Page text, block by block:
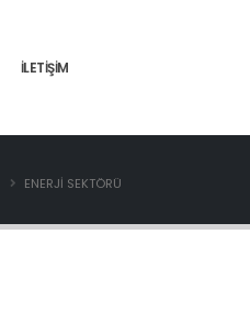
İLETIŞIM
ENERJI SEKTÖRÜ